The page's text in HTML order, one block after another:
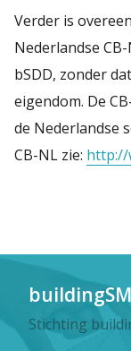
Verder is
Nederlandse
bSDD, zonder
eigendom. De
de Nederlandse
CB-NL zie: http://
Stichting